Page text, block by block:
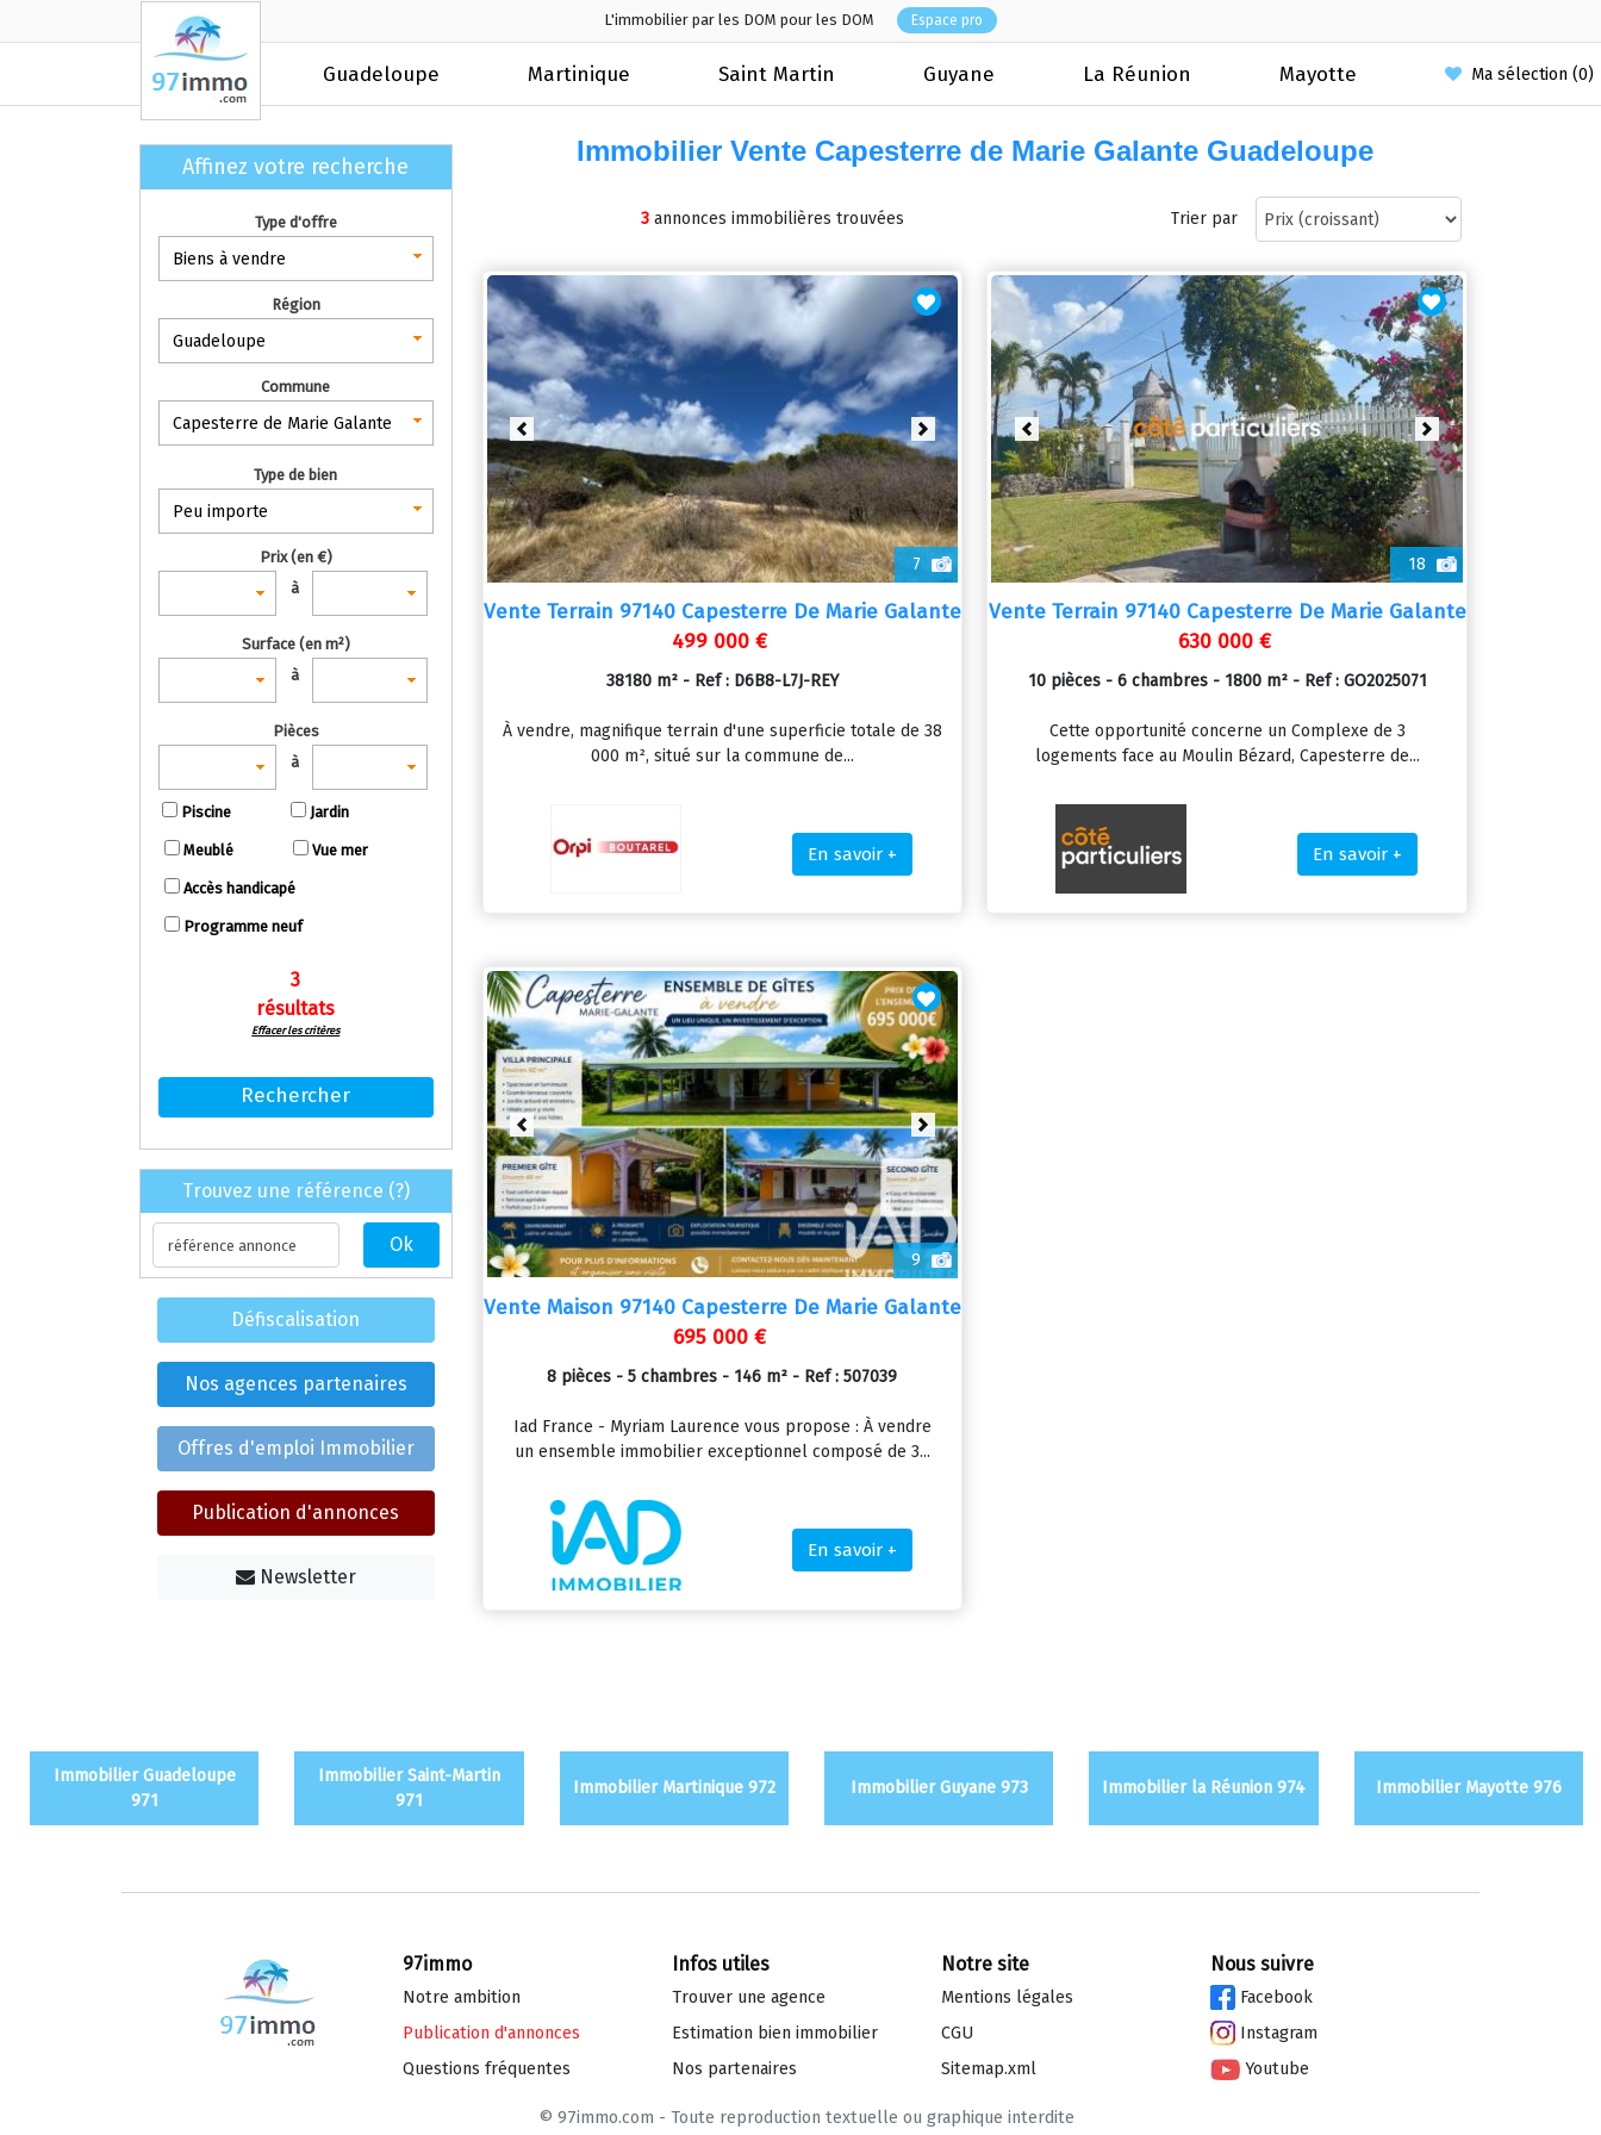
L'immobilier par les DOM pour les DOM Espace pro
Guadeloupe Martinique Saint Martin Guyane La Réunion Mayotte Ma sélection (0)
Affinez votre recherche
Type d'offre
Biens à vendre
Région
Guadeloupe
Commune
Capesterre de Marie Galante
Type de bien
Peu importe
Prix (en €)
à
Surface (en m²)
à
Pièces
à
Piscine Jardin
Meublé Vue mer
Accès handicapé
Programme neuf
3
résultats
Effacer les critères
Trouvez une référence (?)
Défiscalisation
Nos agences partenaires
Offres d'emploi Immobilier
Publication d'annonces
Newsletter
Immobilier Vente Capesterre de Marie Galante Guadeloupe
3annonces immobilières trouvées Trier par
7
Previous Next
Vente Terrain 97140 Capesterre De Marie Galante
499 000 €
38180 m² - Ref : D6B8-L7J-REY
À vendre, magnifique terrain d'une superficie totale de 38
000 m², situé sur la commune de...
En savoir +
18
Previous Next
Vente Terrain 97140 Capesterre De Marie Galante
630 000 €
10 pièces - 6 chambres - 1800 m² - Ref : GO2025071
Cette opportunité concerne un Complexe de 3
logements face au Moulin Bézard, Capesterre de...
En savoir +
9
Previous Next
Vente Maison 97140 Capesterre De Marie Galante
695 000 €
8 pièces - 5 chambres - 146 m² - Ref : 507039
Iad France - Myriam Laurence vous propose : À vendre
un ensemble immobilier exceptionnel composé de 3...
En savoir +
Immobilier Guadeloupe
971
Immobilier Saint-Martin
971
Immobilier Martinique 972 Immobilier Guyane 973 Immobilier la Réunion 974 Immobilier Mayotte 976
97immo
Notre ambition
Publication d'annonces
Questions fréquentes
Infos utiles
Trouver une agence
Estimation bien immo bilier
Nos partenaires
Notre site
Mentions légales
CGU
Sitemap.xml
Nous suivre
Facebook
Instagram
Youtube
© 97immo.com - Toute reproduction textuelle ou graphique interdite